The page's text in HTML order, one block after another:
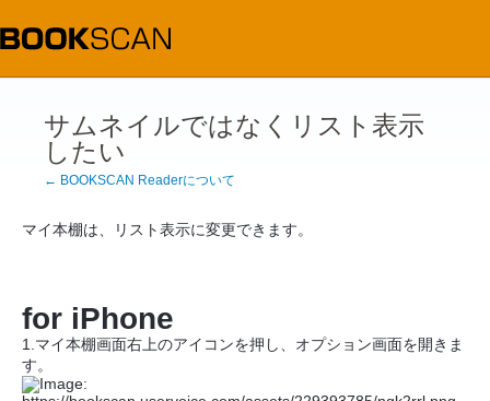
サムネイルではなくリスト表示
したい
← BOOKSCAN Readerについて
マイ本棚は、リスト表示に変更できます。
for iPhone
1.マイ本棚画面右上のアイコンを押し、オプション画面を開きま
す。